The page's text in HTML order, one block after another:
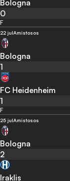
Bologna
0
F
22 julAmistosos
Bologna
1
FC Heidenheim
1
F
25 julAmistosos
Bologna
2
Iraklis